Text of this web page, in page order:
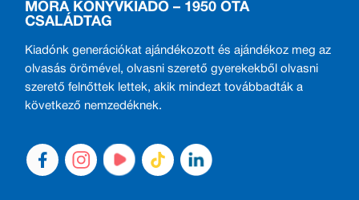
MÓRA KÖNYVKIADÓ – 1950 ÓTA
CSALÁDTAG
Kiadónk generációkat ajándékozott és ajándékoz meg az
olvasás örömével, olvasni szerető gyerekekből olvasni
szerető felnőttek lettek, akik mindezt továbbadták a
következő nemzedéknek.